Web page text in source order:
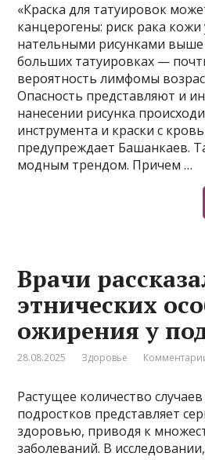
«Краска для татуировок
канцерогены: риск рака кожи
нательными рисунками выше
больших татуировках —
вероятность лимфомы
Опасность представляют и
нанесении рисунка
инструмента и краски с
предупреждает Башанкаев.
модным трендом. Причем …
Врачи
этнических
ожирения у
28.08.2025 Здоровье
Растущее количество
подростков представляет
здоровью, приводя к
заболеваний. В